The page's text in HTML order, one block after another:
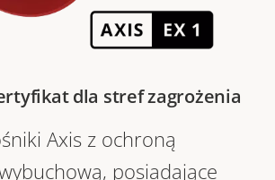
dla stref zagrożenia
Axis z ochroną
posiadające